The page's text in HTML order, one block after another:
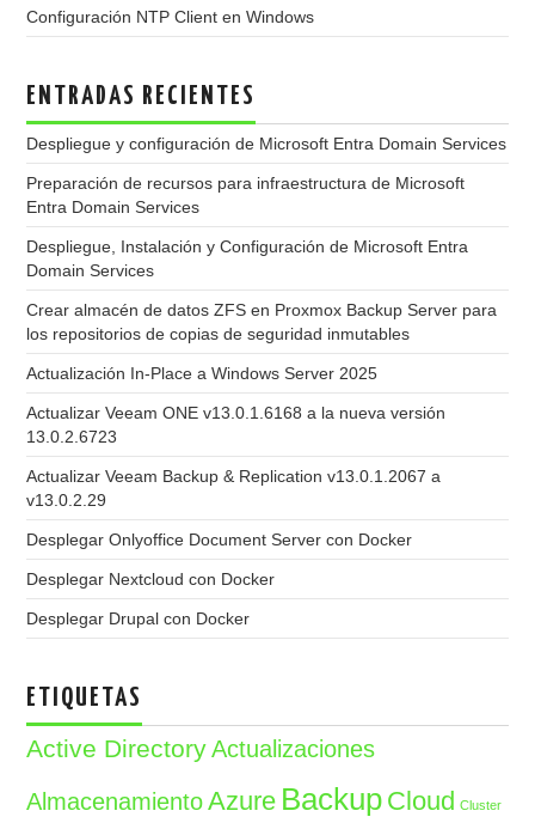
Configuración NTP Client en Windows
ENTRADAS RECIENTES
Despliegue y configuración de Microsoft Entra Domain Services
Preparación de recursos para infraestructura de Microsoft
Entra Domain Services
Despliegue, Instalación y Configuración de Microsoft Entra
Domain Services
Crear almacén de datos ZFS en Proxmox Backup Server para
los repositorios de copias de seguridad inmutables
Actualización In-Place a Windows Server 2025
Actualizar Veeam ONE v13.0.1.6168 a la nueva versión
13.0.2.6723
Actualizar Veeam Backup & Replication v13.0.1.2067 a
v13.0.2.29
Desplegar Onlyoffice Document Server con Docker
Desplegar Nextcloud con Docker
Desplegar Drupal con Docker
ETIQUETAS
Active Directory Actualizaciones
Almacenamiento Azure Backup Cloud Cluster